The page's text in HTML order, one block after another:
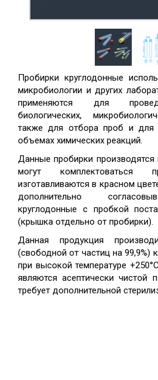
Пробирки круглодонные
микробиологии и других
применяются для
биологических,
также для отбора проб и для
объемах химических реакций.
Данные пробирки производятся
могут комплектоваться
изготавливаются в красном
дополнительно
круглодонные с пробкой
(крышка отдельно от пробирки).
Данная продукция
(свободной от частиц на 99,9%)
при высокой температуре
являются асептически чистой
требует дополнительной